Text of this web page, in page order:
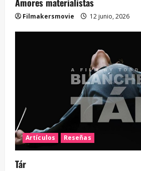
Filmakersmovie 12 junio, 2026
Artículos Reseñas
Tár